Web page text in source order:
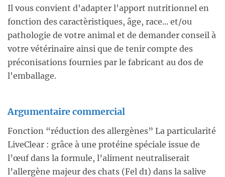
Il vous convient d'adapter l'apport nutritionnel en
fonction des caractèristiques, âge, race... et/ou
pathologie de votre animal et de demander conseil à
votre vétérinaire ainsi que de tenir compte des
préconisations fournies par le fabricant au dos de
l'emballage.
Argumentaire commercial
Fonction “réduction des allergènes” La particularité
LiveClear : grâce à une protéine spéciale issue de
l’œuf dans la formule, l’aliment neutraliserait
l’allergène majeur des chats (Fel d1) dans la salive